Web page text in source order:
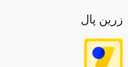
زرین پال